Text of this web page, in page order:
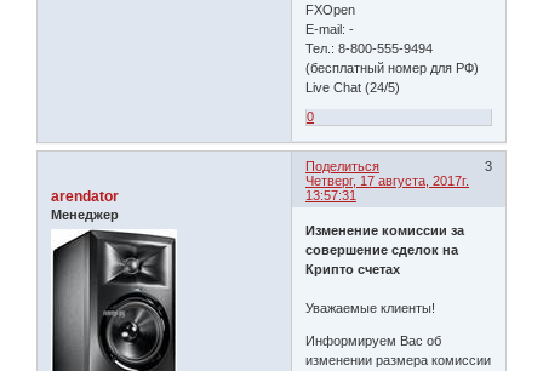
FXOpen
E-mail: -
Тел.: 8-800-555-9494
(бесплатный номер для РФ)
Live Chat (24/5)
0
Поделиться
3
Четверг, 17 августа, 2017г.
13:57:31
arendator
Менеджер
Изменение комиссии за
совершение сделок на
Крипто счетах
Уважаемые клиенты!
Информируем Вас об
изменении размера комиссии